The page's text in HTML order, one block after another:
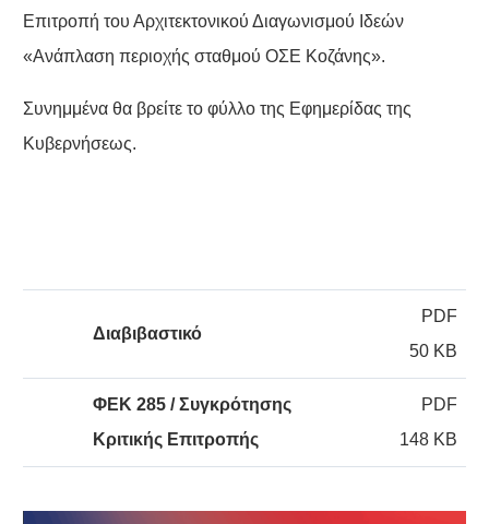
Επιτροπή του Αρχιτεκτονικού Διαγωνισμού Ιδεών
«Ανάπλαση περιοχής σταθμού ΟΣΕ Κοζάνης».
Συνημμένα θα βρείτε το φύλλο της Εφημερίδας της
Κυβερνήσεως.
Διαβιβαστικό
PDF
50 KB
ΦΕΚ 285 / Συγκρότησης
Κριτικής Επιτροπής
PDF
148 KB